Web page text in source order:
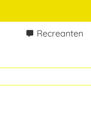
Recreanten